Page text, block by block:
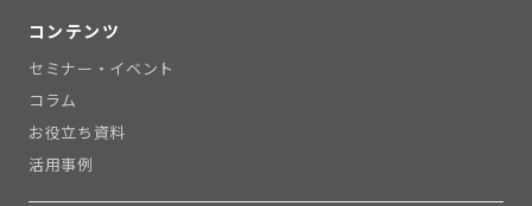
コンテンツ
セミナー・イベント
コラム
お役立ち資料
活用事例